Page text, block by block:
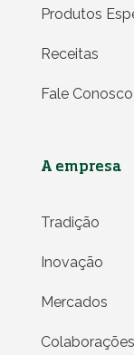
Produtos
Receitas
Fale Conosco
A empresa
Tradição
Inovação
Mercados
Colaborações